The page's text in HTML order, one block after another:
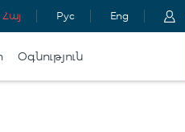
Հայ Рус Eng
Օգնություն